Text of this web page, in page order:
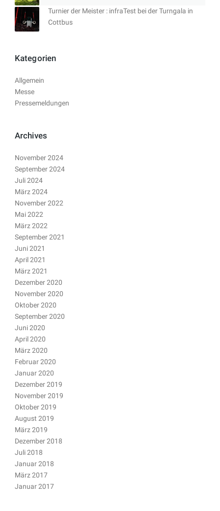
Turnier der Meister : infraTest bei der Turngala in
Cottbus
Kategorien
Allgemein
Messe
Pressemeldungen
Archives
November 2024
September 2024
Juli 2024
März 2024
November 2022
Mai 2022
März 2022
September 2021
Juni 2021
April 2021
März 2021
Dezember 2020
November 2020
Oktober 2020
September 2020
Juni 2020
April 2020
März 2020
Februar 2020
Januar 2020
Dezember 2019
November 2019
Oktober 2019
August 2019
März 2019
Dezember 2018
Juli 2018
Januar 2018
März 2017
Januar 2017